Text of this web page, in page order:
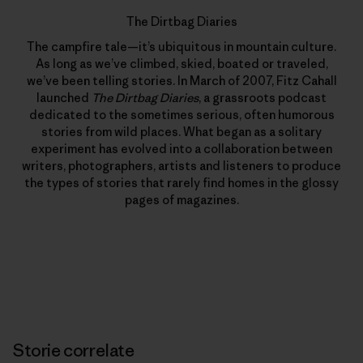
The Dirtbag Diaries
The campfire tale—it’s ubiquitous in mountain culture.
As long as we’ve climbed, skied, boated or traveled,
we’ve been telling stories. In March of 2007, Fitz Cahall
launched The Dirtbag Diaries, a grassroots podcast
dedicated to the sometimes serious, often humorous
stories from wild places. What began as a solitary
experiment has evolved into a collaboration between
writers, photographers, artists and listeners to produce
the types of stories that rarely find homes in the glossy
pages of magazines.
Storie correlate